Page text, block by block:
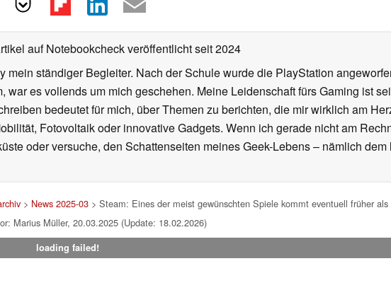
auf Notebookcheck veröffentlichtseit 2024
mein ständiger Begleiter. Nach der Schule wurde die PlayStation
war es vollends um mich geschehen. Meine Leidenschaft fürs Gaming ist
bedeutet für mich, über Themen zu berichten, die mir wirklich am
Fotovoltaik oder innovative Gadgets. Wenn ich gerade nicht am
oder versuche, den Schattenseiten meines Geek-Lebens – nämlich
> News 2025-03> Steam: Eines der meist gewünschten Spiele kommt eventuell früher als
Marius Müller, 20.03.2025 (Update: 18.02.2026)
loading failed!